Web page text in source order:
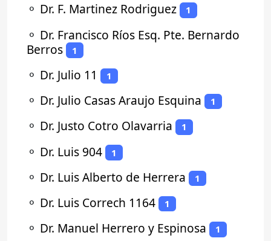
⚬ Dr. F. Martinez Rodriguez 1
⚬ Dr. Francisco Ríos Esq. Pte. Bernardo
Berros
1
⚬ Dr. Julio 11 1
⚬ Dr. Julio Casas Araujo Esquina 1
⚬ Dr. Justo Cotro Olavarria 1
⚬ Dr. Luis 904 1
⚬ Dr. Luis Alberto de Herrera 1
⚬ Dr. Luis Correch 1164 1
⚬ Dr. Manuel Herrero y Espinosa 1